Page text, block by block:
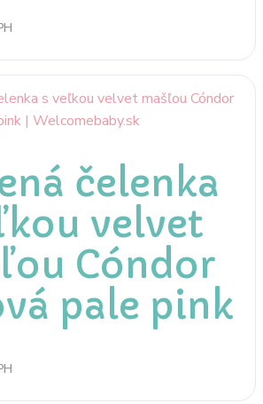
čelenka
velvet
Cóndor
pale pink